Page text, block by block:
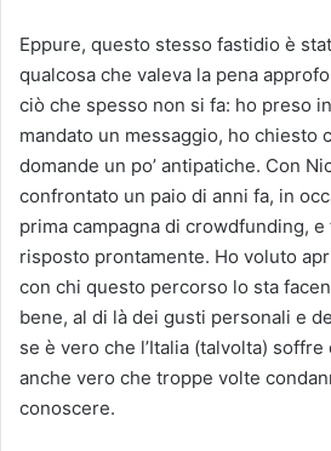
Eppure, questo stesso fastidio è
qualcosa che valeva la pena
ciò che spesso non si fa: ho preso
mandato un messaggio, ho chiesto
domande un po’ antipatiche. Con
confrontato un paio di anni fa, in
prima campagna di crowdfunding,
risposto prontamente. Ho voluto
con chi questo percorso lo sta
bene, al di là dei gusti personali e
se è vero che l’Italia (talvolta)
anche vero che troppe volte
conoscere.